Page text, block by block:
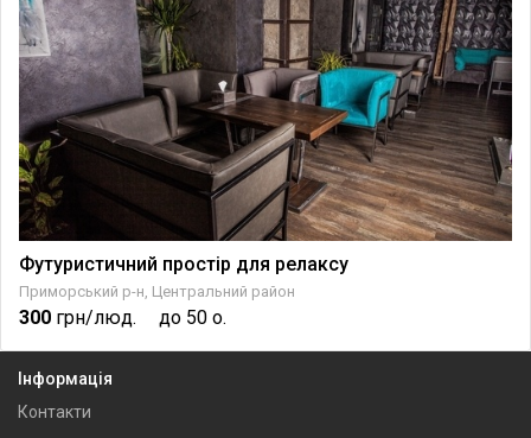
Футуристичний простір для релаксу
Приморський р-н, Центральний район
300 грн/люд. до 50 о.
Інформація
Контакти